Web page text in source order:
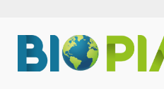
Inhalt
springen